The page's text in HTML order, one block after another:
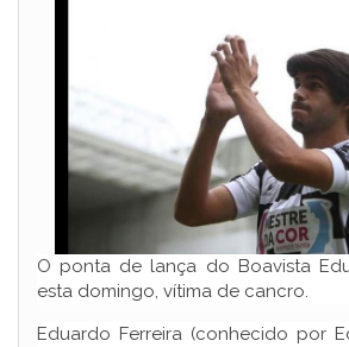
O ponta de lança do Boavista
esta domingo, vítima de cancro.
Eduardo Ferreira (conhecido por